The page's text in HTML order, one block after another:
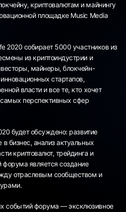
криптовалютам и майнингу
площадке Music Media
2020 собирает 5000 участников из
из криптоиндустрии и
майнеры, блокчейн-
стартапов,
власти и все те, кто хочет
перспективных сфер
будет обсуждено: развитие
в бизнес, анализ актуальных
криптовалют, трейдинга и
является создание
отраслевым сообществом и
событий форума — эксклюзивное